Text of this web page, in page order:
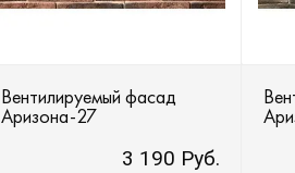
Вентилируемый фасад
Аризона-27
3 190 Руб.